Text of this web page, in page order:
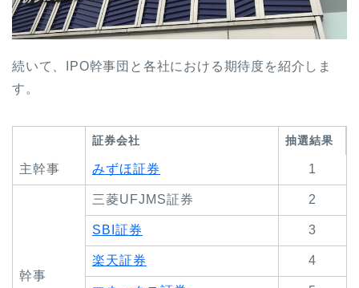
続いて、IPO幹事団と各社における期待度を紹介しま
す。
証券会社 抽選結果
主幹事 みずほ証券 1
幹事
三菱UFJMS証券 2
SBI証券 3
楽天証券 4